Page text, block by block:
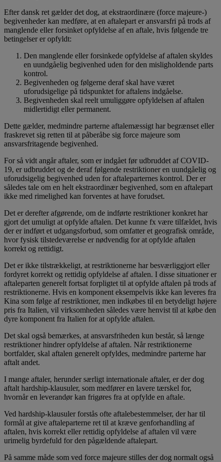
Efter dansk ret gælder det dog, at ekstraordinære (force majeure-)
begivenheder kan medføre, at en aftalepart er ansvarsfri på trods af
manglende eller forsinket opfyldelse af en aftale, hvis følgende tre
betingelser er opfyldt:
Den manglende eller forsinkede opfyldelse af aftalen skyldes
en uundgåelig begivenhed uden for den misligholdende parts
kontrol.
Begivenheden og følgerne deraf skal have været
uforudsigelige på tidspunktet for aftalens indgåelse.
Begivenheden skal reelt umuliggøre opfyldelsen af aftalen
midlertidigt eller permanent.
Dette gælder, medmindre parterne aftalemæssigt har begrænset eller
fraskrevet sig retten til at påberåbe sig force majeure som
ansvarsfritagende begivenhed.
For så vidt angår aftaler, som er indgået før udbruddet af COVID-
19, er udbruddet og de deraf følgende restriktioner en uundgåelig og
uforudsigelig begivenhed uden for aftaleparternes kontrol. Der er
således tale om en helt ekstraordinær begivenhed, som en aftalepart
ikke med rimelighed kan forventes at have forudset.
Det er derefter afgørende, om de indførte restriktioner konkret har
gjort det umuligt at opfylde aftalen. Det kunne fx være tilfældet, hvis
der er indført et udgangsforbud, som omfatter et geografisk område,
hvor fysisk tilstedeværelse er nødvendig for at opfylde aftalen
korrekt og rettidigt.
Det er ikke tilstrækkeligt, at restriktionerne har besværliggjort eller
fordyret korrekt og rettidig opfyldelse af aftalen. I disse situationer er
aftaleparten generelt fortsat forpligtet til at opfylde aftalen på trods af
restriktionerne. Hvis en komponent eksempelvis ikke kan leveres fra
Kina som følge af restriktioner, men indkøbes til en betydeligt højere
pris fra Italien, vil virksomheden således være henvist til at købe den
dyre komponent fra Italien for at opfylde aftalen.
Det skal også bemærkes, at ansvarsfriheden kun består, så længe
restriktioner hindrer opfyldelse af aftalen. Når restriktionerne
bortfalder, skal aftalen generelt opfyldes, medmindre parterne har
aftalt andet.
I mange aftaler, herunder særligt internationale aftaler, er der dog
aftalt hardship-klausuler, som medfører en lavere tærskel for,
hvornår en leverandør kan frigøres fra at opfylde en aftale.
Ved hardship-klausuler forstås ofte aftalebestemmelser, der har til
formål at give aftaleparterne ret til at kræve genforhandling af
aftalen, hvis korrekt eller rettidig opfyldelse af aftalen vil være
urimelig byrdefuld for den pågældende aftalepart.
På samme måde som ved force majeure stilles der dog normalt også